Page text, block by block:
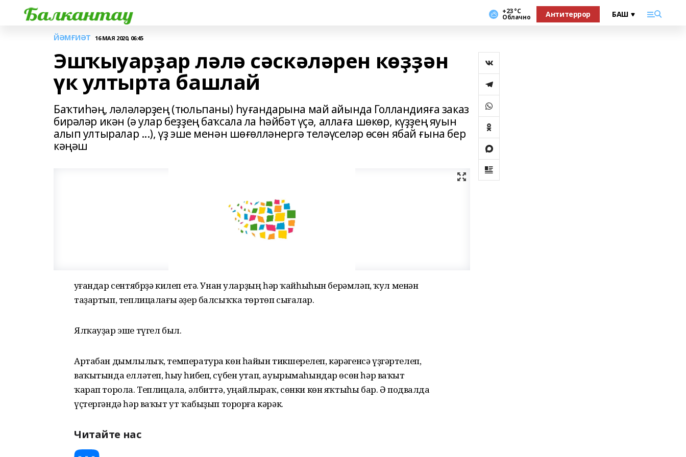
+23 °С
Облачно Антитеррор
ЙӘМҒИӘТ 16 МАЯ 2020, 06:45
Эшҡыуарҙар ләлә сәскәләрен көҙҙән
үк ултырта башлай
Баҡтиһәң, ләләләрҙең (тюльпаны) һуғандарына май айында Голландияға заказ
бирәләр икән (ә улар беҙҙең баҡсала ла һәйбәт үҫә, аллаға шөкөр, күҙҙең яуын
алып ултыралар ...), үҙ эше менән шөғөлләнергә теләүселәр өсөн ябай ғына бер
кәңәш
Һуғандар сентябрҙә килеп етә. Унан уларҙың һәр ҡайһыһын берәмләп, ҡул менән
таҙартып, теплицалағы әҙер балсыҡҡа төртөп сығалар.
Ялҡауҙар эше түгел был.
Артабан дымлылыҡ, температура көн һайын тикшерелеп, кәрәгенсә үҙгәртелеп,
ваҡытында елләтеп, һыу һибеп, сүбен утап, ауырымаһындар өсөн һәр ваҡыт
ҡарап торола. Теплицала, әлбиттә, уңайлыраҡ, сөнки көн яҡтыһы бар. Ә подвалда
үҫтергәндә һәр ваҡыт ут ҡабыҙып торорға кәрәк.
Читайте нас